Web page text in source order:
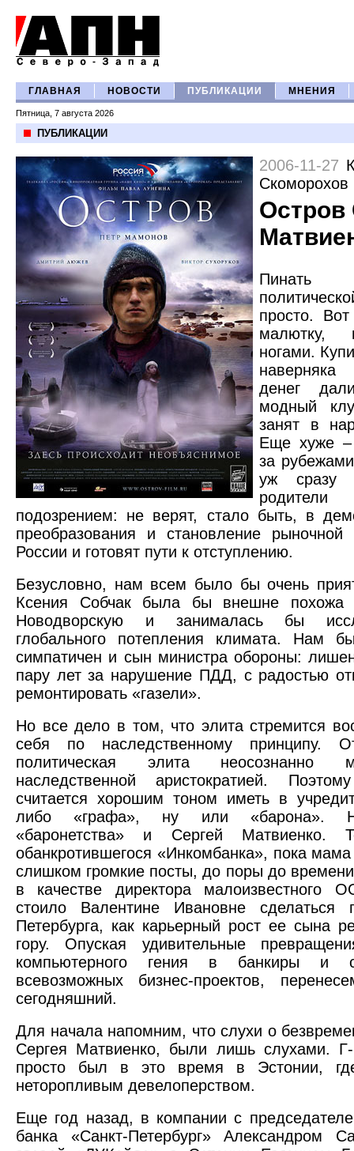
ГЛАВНАЯ НОВОСТИ ПУБЛИКАЦИИ МНЕНИЯ
Пятница, 7 августа 2026
ПУБЛИКАЦИИ
2006-11-27
Скоморохов
Остров
просто.
малютку,
ногами.
денег
модный
занят в
Еще хуже –
за
уж сразу
подозрением: не верят, стало быть, в
преобразования и становление рыночной
России и готовят пути к отступлению.
Безусловно, нам всем было бы очень
Ксения Собчак была бы внешне похожа
Новодворскую и занималась бы
глобального потепления климата. Нам
симпатичен и сын министра обороны:
пару лет за нарушение ПДД, с радостью
ремонтировать «газели».
Но все дело в том, что элита стремится
себя по наследственному принципу.
политическая элита неосознанно
наследственной аристократией.
считается хорошим тоном иметь в
либо «графа», ну или «барона».
«баронетства» и Сергей Матвиенко.
обанкротившегося «Инкомбанка», пока
слишком громкие посты, до поры до времени
в качестве директора малоизвестного
стоило Валентине Ивановне сделаться
Петербурга, как карьерный рост ее сына
гору. Опуская удивительные
компьютерного гения в банкиры и
всевозможных бизнес-проектов,
сегодняшний.
Для начала напомним, что слухи о
Сергея Матвиенко, были лишь слухами.
просто был в это время в Эстонии,
неторопливым девелоперством.
Еще год назад, в компании с
банка «Санкт-Петербург» Александром